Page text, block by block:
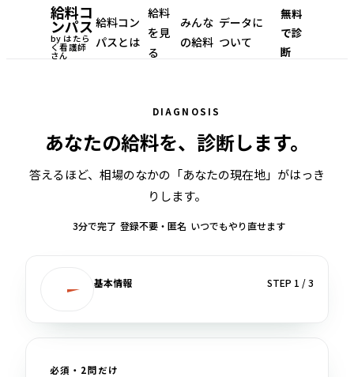
給料コ
ンパス
by はたら
く看護師
さん
給料コン
パスとは
給料
を見
る
みんな
の給料
データに
ついて
無料
で診
断
DIAGNOSIS
あなたの給料を、診断します。
答えるほど、相場のなかの「あなたの現在地」がはっき
りします。
3分で完了 登録不要・匿名 いつでもやり直せます
基本情報 STEP 1 /3
必須・2問だけ